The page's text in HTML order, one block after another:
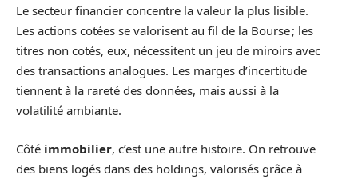
Le secteur financier concentre la valeur la plus lisible.
Les actions cotées se valorisent au fil de la Bourse ; les
titres non cotés, eux, nécessitent un jeu de miroirs avec
des transactions analogues. Les marges d’incertitude
tiennent à la rareté des données, mais aussi à la
volatilité ambiante.
Côté immobilier, c’est une autre histoire. On retrouve
des biens logés dans des holdings, valorisés grâce à